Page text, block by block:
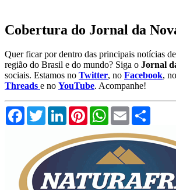
Cobertura do Jornal da
Quer ficar por dentro das principais notícias
região do Brasil e do mundo? Siga o Jornal
sociais. Estamos no Twitter, no Facebook, no
Threads e no YouTube. Acompanhe!
FacebookTwitterLinkedInPinterestWhatsApp
Email